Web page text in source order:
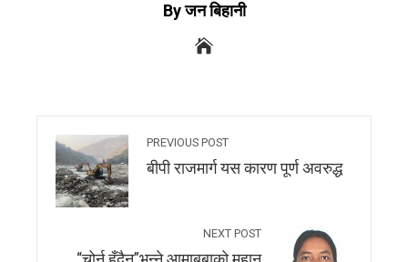
By जन बिहानी
PREVIOUS POST
बीपी राजमार्ग यस कारण पूर्ण अवरुद्ध
NEXT POST